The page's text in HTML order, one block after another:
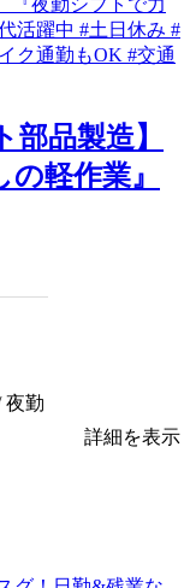
部品製造】
軽作業』
夜勤
詳細を表示